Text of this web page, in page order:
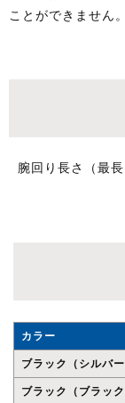
ことができません。
腕回り長さ（最長
カラー
ブラック（シルバー
ブラック（ブラック